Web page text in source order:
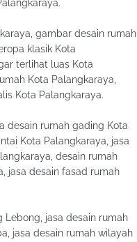
gambar desain rumah
klasik Kota
terlihat luas Kota
Kota Palangkaraya,
Kota Palangkaraya.
desain rumah gading Kota
Kota Palangkaraya, jasa
desain rumah
jasa desain fasad rumah
Lebong, jasa desain rumah
jasa desain rumah wilayah